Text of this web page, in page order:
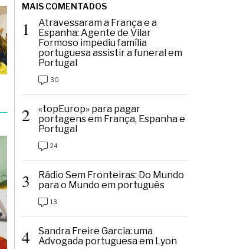
MAIS COMENTADOS
1
Atravessaram a França e a
Espanha: Agente de Vilar
Formoso impediu família
portuguesa assistir a funeral em
Portugal
30
2
«topEurop» para pagar
portagens em França, Espanha e
Portugal
24
3
Rádio Sem Fronteiras: Do Mundo
para o Mundo em português
13
4
Sandra Freire Garcia: uma
Advogada portuguesa em Lyon